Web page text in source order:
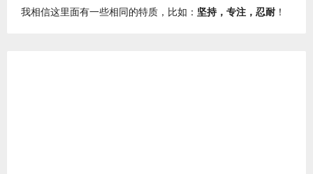
我相信这里面有一些相同的特质，比如： 坚持，专注，忍耐 ！